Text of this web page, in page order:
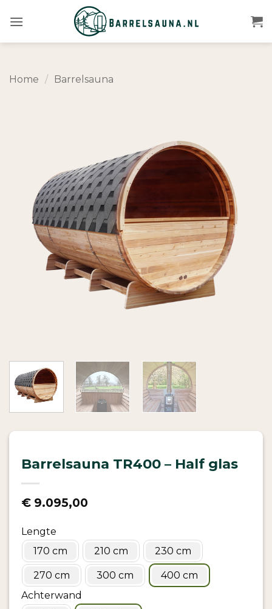
naar
Home / Barrelsauna
Barrelsauna TR400 – Half glas
€ 9.095,00
Lengte
170 cm
210 cm 230 cm
270 cm 300 cm
400 cm
Achterwand